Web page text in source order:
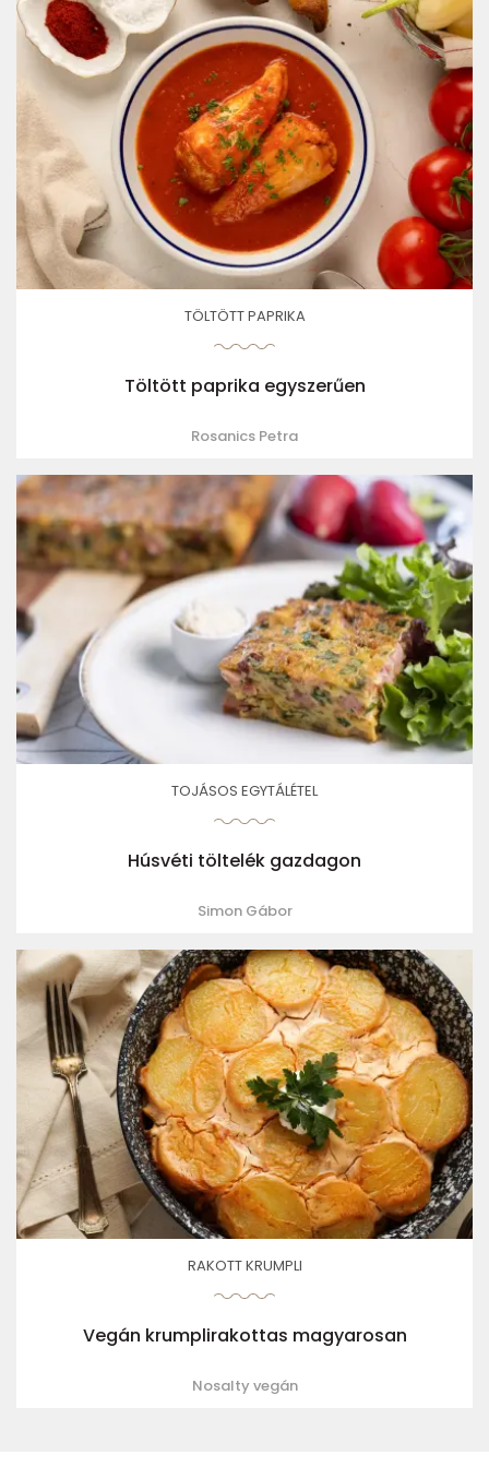
TÖLTÖTT PAPRIKA
Töltött paprika egyszerűen
Rosanics Petra
TOJÁSOS EGYTÁLÉTEL
Húsvéti töltelék gazdagon
Simon Gábor
RAKOTT KRUMPLI
Vegán krumplirakottas magyarosan
Nosalty vegán